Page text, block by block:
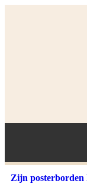
Zijn posterborden